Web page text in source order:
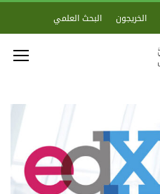
الخريجون البحث العلمي